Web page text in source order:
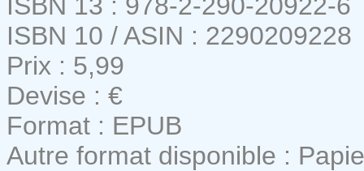
ISBN 10 / ASIN : 2290209228
Prix : 5,99
Devise : €
Format : EPUB
Autre format disponible :